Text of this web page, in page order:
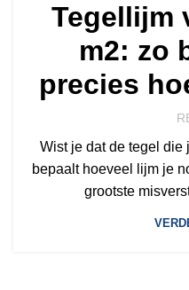
Tegellijm
m2: zo
precies
je
Wist je dat de tegel
bepaalt hoeveel lijm je
grootste